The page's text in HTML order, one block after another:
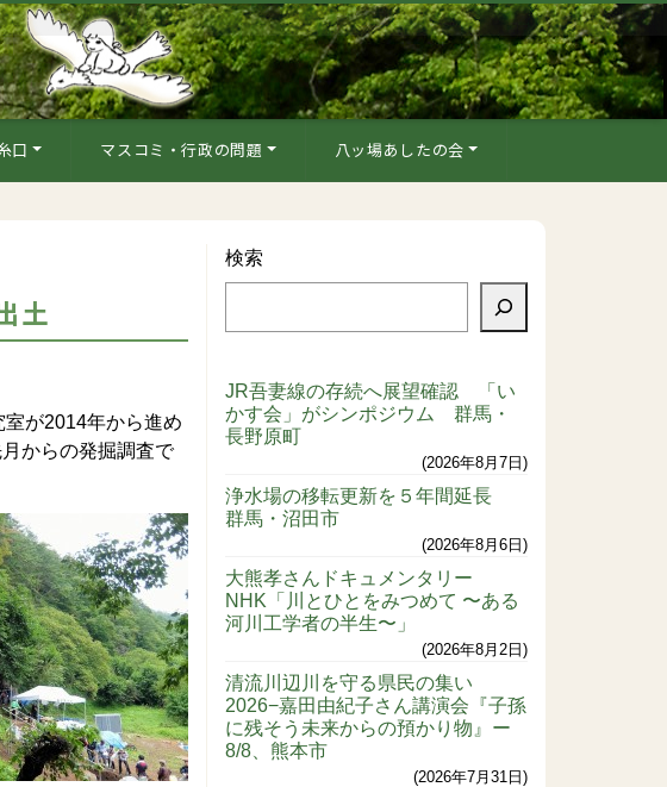
口 マスコミ・行政の問題 八ッ場あしたの会
土
が2014年から進め
からの発掘調査で
検索
JR吾妻線の存続へ展望確認 「い
かす会」がシンポジウム 群馬・
長野原町
2026年8月7日
浄水場の移転更新を５年間延長
群馬・沼田市
2026年8月6日
大熊孝さんドキュメンタリー
NHK「川とひとをみつめて 〜ある
河川工学者の半生〜」
2026年8月2日
清流川辺川を守る県民の集い
2026−嘉田由紀子さん講演会『子孫
に残そう未来からの預かり物』ー
8/8、熊本市
2026年7月31日